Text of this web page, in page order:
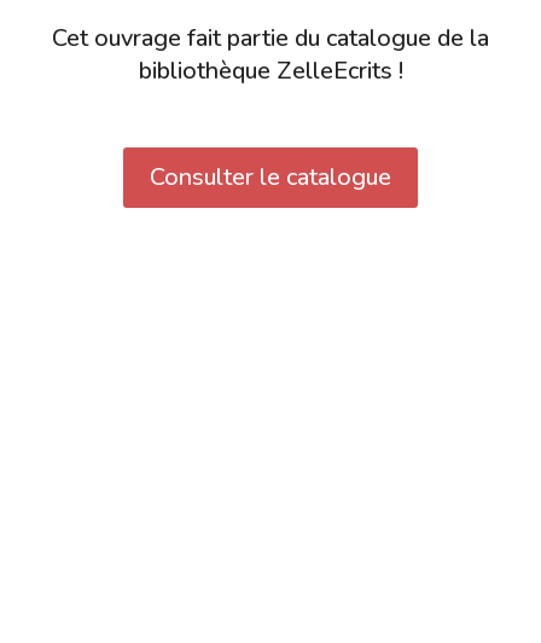
Cet ouvrage fait partie du catalogue de la
bibliothèque ZelleEcrits !
Consulter le catalogue